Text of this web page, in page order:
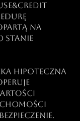
na
stanie
hipoteczna